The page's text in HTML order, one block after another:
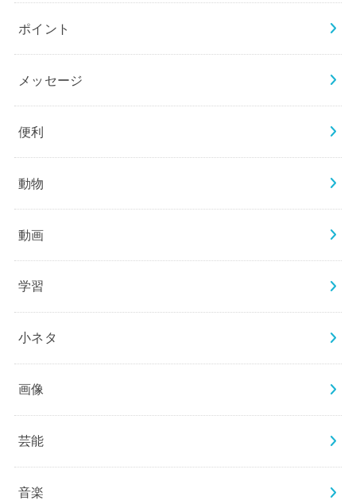
ポイント
メッセージ
便利
動物
動画
学習
小ネタ
画像
芸能
音楽